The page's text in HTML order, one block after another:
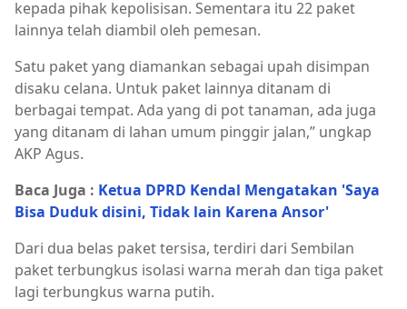
kepada pihak kepolisisan. Sementara itu 22 paket
lainnya telah diambil oleh pemesan.
Satu paket yang diamankan sebagai upah disimpan
disaku celana. Untuk paket lainnya ditanam di
berbagai tempat. Ada yang di pot tanaman, ada juga
yang ditanam di lahan umum pinggir jalan,” ungkap
AKP Agus.
Baca Juga : Ketua DPRD Kendal Mengatakan 'Saya
Bisa Duduk disini, Tidak lain Karena Ansor'
Dari dua belas paket tersisa, terdiri dari Sembilan
paket terbungkus isolasi warna merah dan tiga paket
lagi terbungkus warna putih.